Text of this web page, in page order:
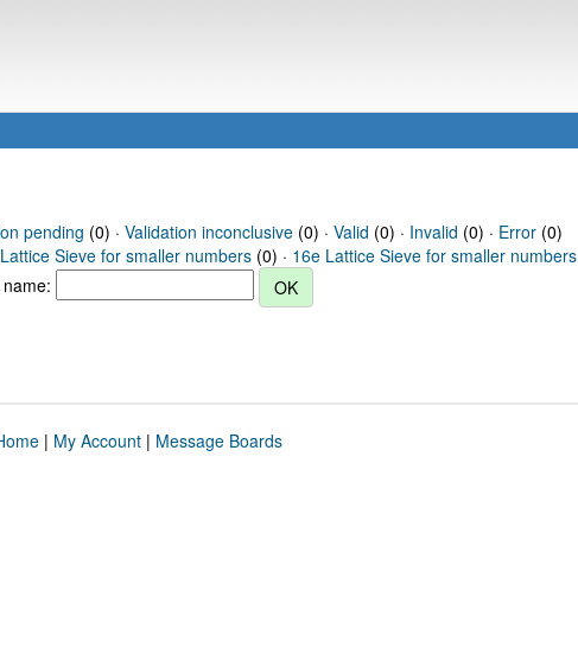
pending (0) · Validation inconclusive(0) · Valid (0) · Invalid (0) · Error(0)
Sieve for smaller numbers (0) · 16e Lattice Sieve for smaller numbers
| My Account| Message Boards